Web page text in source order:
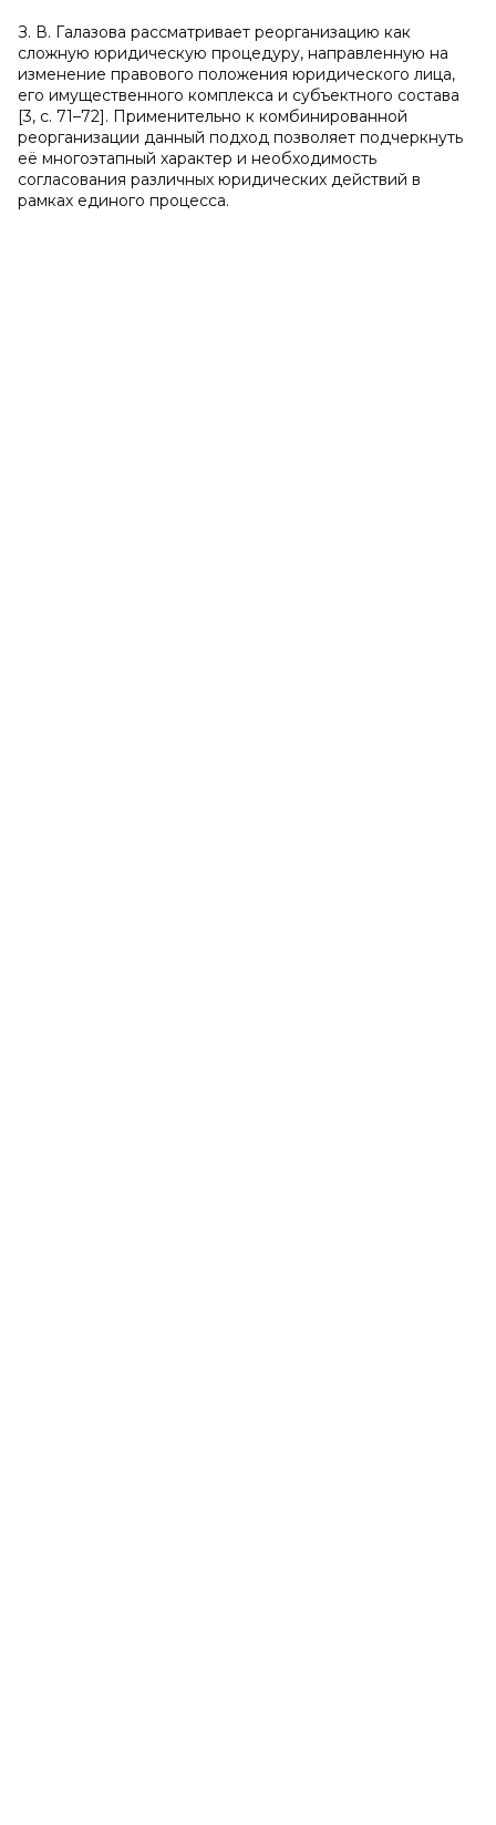
З. В. Галазова рассматривает реорганизацию как
сложную юридическую процедуру, направленную на
изменение правового положения юридического лица,
его имущественного комплекса и субъектного состава
[3, с. 71–72]. Применительно к комбинированной
реорганизации данный подход позволяет подчеркнуть
её многоэтапный характер и необходимость
согласования различных юридических действий в
рамках единого процесса.